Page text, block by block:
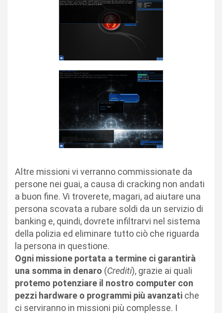
Altre missioni vi verranno commissionate da
persone nei guai, a causa di cracking non andati
a buon fine. Vi troverete, magari, ad aiutare una
persona scovata a rubare soldi da un servizio di
banking e, quindi, dovrete infiltrarvi nel sistema
della polizia ed eliminare tutto ciò che riguarda
la persona in questione.
Ogni missione portata a termine ci garantirà
una somma in denaro (Crediti), grazie ai quali
protemo potenziare il nostro computer con
pezzi hardware o programmi più avanzati che
ci serviranno in missioni più complesse. I